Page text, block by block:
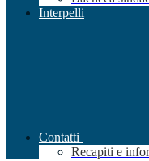
Interpelli
Contatti
Recapiti e